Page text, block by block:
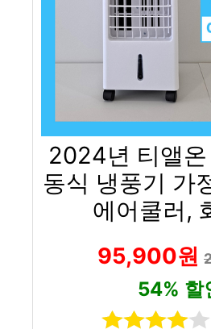
2024년 티앨온
동식 냉풍기 가
에어쿨러,
95,900원
54% 할